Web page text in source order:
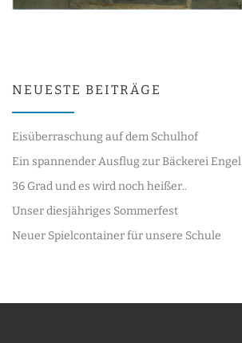
NEUESTE BEITRÄGE
Eisüberraschung auf dem Schulhof
Ein spannender Ausflug zur Bäckerei Engel
36 Grad und es wird noch heißer..
Unser diesjähriges Sommerfest
Neuer Spielcontainer für unsere Schule